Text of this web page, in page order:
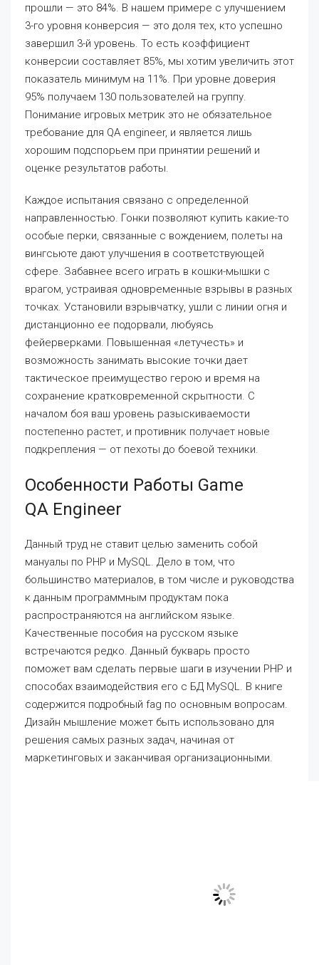
прошли — это 84%. В нашем примере с улучшением
3-го уровня конверсия — это доля тех, кто успешно
завершил 3-й уровень. То есть коэффициент
конверсии составляет 85%, мы хотим увеличить этот
показатель минимум на 11%. При уровне доверия
95% получаем 130 пользователей на группу.
Понимание игровых метрик это не обязательное
требование для QA engineer, и является лишь
хорошим подспорьем при принятии решений и
оценке результатов работы.
Каждое испытания связано с определенной
направленностью. Гонки позволяют купить какие-то
особые перки, связанные с вождением, полеты на
вингсьюте дают улучшения в соответствующей
сфере. Забавнее всего играть в кошки-мышки с
врагом, устраивая одновременные взрывы в разных
точках. Установили взрывчатку, ушли с линии огня и
дистанционно ее подорвали, любуясь
фейерверками. Повышенная «летучесть» и
возможность занимать высокие точки дает
тактическое преимущество герою и время на
сохранение кратковременной скрытности. С
началом боя ваш уровень разыскиваемости
постепенно растет, и противник получает новые
подкрепления — от пехоты до боевой техники.
Особенности Работы Game
QA Engineer
Данный труд не ставит целью заменить собой
мануалы по PHP и MySQL. Дело в том, что
большинство материалов, в том числе и руководства
к данным программным продуктам пока
распространяются на английском языке.
Качественные пособия на русском языке
встречаются редко. Данный букварь просто
поможет вам сделать первые шаги в изучении PHP и
способах взаимодействия его с БД MySQL. В книге
содержится подробный fag по основным вопросам.
Дизайн мышление может быть использовано для
решения самых разных задач, начиная от
маркетинговых и заканчивая организационными.